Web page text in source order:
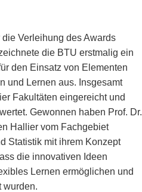
Verleihung des Awards
die BTU erstmalig ein
den Einsatz von Elementen
und Lernen aus. Insgesamt
Fakultäten eingereicht und
Gewonnen haben Prof. Dr.
Hallier vom Fachgebiet
Statistik mit ihrem Konzept
die innovativen Ideen
Lernen ermöglichen und
wurden.